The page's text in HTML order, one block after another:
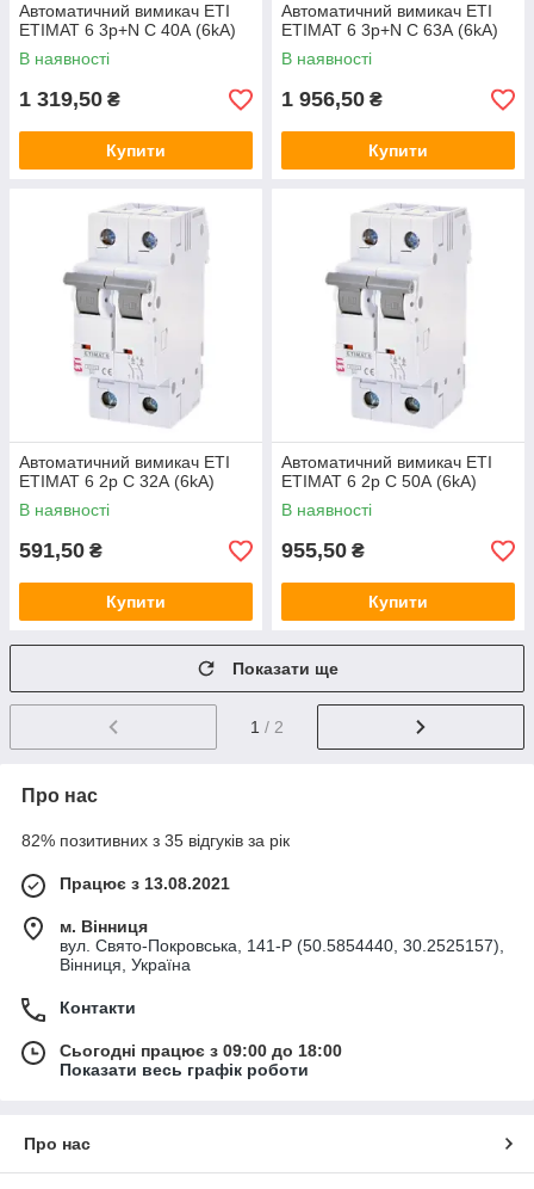
Автоматичний вимикач ETI
ETIMAT 6 3p+N C 40А (6kA)
В наявності
1 319,50 ₴
Купити
Автоматичний вимикач ETI
ETIMAT 6 3p+N C 63А (6kA)
В наявності
1 956,50 ₴
Купити
Автоматичний вимикач ETI
ETIMAT 6 2p C 32А (6kA)
В наявності
591,50 ₴
Купити
Автоматичний вимикач ETI
ETIMAT 6 2p C 50А (6kA)
В наявності
955,50 ₴
Купити
Показати ще
1 / 2
Про нас
82% позитивних з 35 відгуків за рік
Працює з 13.08.2021
м. Вінниця
вул. Свято-Покровська, 141-Р (50.5854440, 30.2525157),
Вінниця, Україна
Контакти
Сьогодні працює з 09:00 до 18:00
Показати весь графік роботи
Про нас